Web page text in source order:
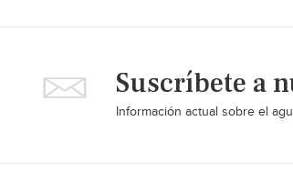
Suscríbete a
Información actual sobre el